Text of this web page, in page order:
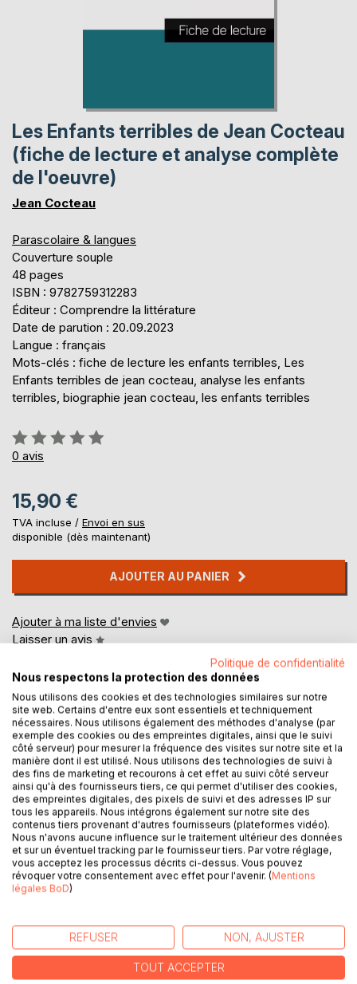
Les Enfants terribles de Jean Cocteau
(fiche de lecture et analyse complète
de l'oeuvre)
Jean Cocteau
Parascolaire & langues
Couverture souple
48 pages
ISBN : 9782759312283
Éditeur : Comprendre la littérature
Date de parution : 20.09.2023
Langue : français
Mots-clés : fiche de lecture les enfants terribles, Les
Enfants terribles de jean cocteau, analyse les enfants
terribles, biographie jean cocteau, les enfants terribles
Évaluation:
0%
0 avis
15,90 €
TVA incluse / Envoi en sus
disponible (dès maintenant)
AJOUTER AU PANIER
Ajouter à ma liste d'envies
Laisser un avis
DESCRIPTION
Venez découvrir Les Enfants terribles de Jean Cocteau
grâce à une analyse littéraire de référence ! Écrite par un
spécialiste universitaire, cette fiche de lecture est
recommandée par de nombreux enseignants. Cet ouvrage
contient la biographie de l'écrivain, le résumé détaillé, le
mouvement littéraire, le contexte de publication de
sur : www.fichedelecture.fr.
Politique de confidentialité
Nous respectons la protection des données
Nous utilisons des cookies et des technologies similaires sur notre
site web. Certains d'entre eux sont essentiels et techniquement
nécessaires. Nous utilisons également des méthodes d'analyse (par
exemple des cookies ou des empreintes digitales, ainsi que le suivi
côté serveur) pour mesurer la fréquence des visites sur notre site et la
manière dont il est utilisé. Nous utilisons des technologies de suivi à
des fins de marketing et recourons à cet effet au suivi côté serveur
ainsi qu'à des fournisseurs tiers, ce qui permet d'utiliser des cookies,
des empreintes digitales, des pixels de suivi et des adresses IP sur
tous les appareils. Nous intégrons également sur notre site des
contenus tiers provenant d'autres fournisseurs (plateformes vidéo).
Nous n'avons aucune influence sur le traitement ultérieur des données
et sur un éventuel tracking par le fournisseur tiers. Par votre réglage,
vous acceptez les processus décrits ci-dessus. Vous pouvez
révoquer votre consentement avec effet pour l'avenir. (Mentions
légales BoD)
REFUSER NON, AJUSTER
TOUT ACCEPTER